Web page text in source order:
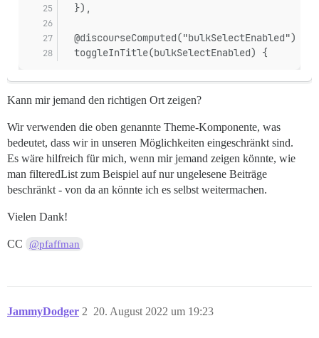
  }),
  @discourseComputed("bulkSelectEnabled")
  toggleInTitle(bulkSelectEnabled) {
Kann mir jemand den richtigen Ort zeigen?
Wir verwenden die oben genannte Theme-Komponente, was
bedeutet, dass wir in unseren Möglichkeiten eingeschränkt sind.
Es wäre hilfreich für mich, wenn mir jemand zeigen könnte, wie
man filteredList zum Beispiel auf nur ungelesene Beiträge
beschränkt - von da an könnte ich es selbst weitermachen.
Vielen Dank!
CC @pfaffman
JammyDodger 20. August 2022 um 19:23
2